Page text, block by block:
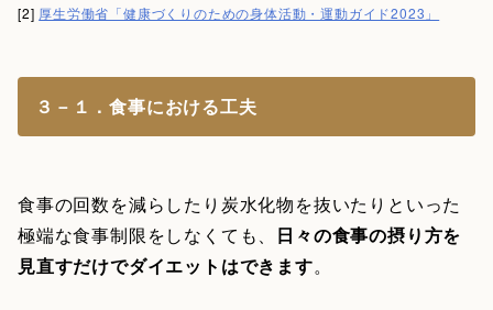
[2] 厚生労働省「健康づくりのための身体活動・運動ガイド2023」
３－１．食事における工夫
食事の回数を減らしたり炭水化物を抜いたりといった
極端な食事制限をしなくても、 日々の食事の摂り方を
見直すだけでダイエットはできます。